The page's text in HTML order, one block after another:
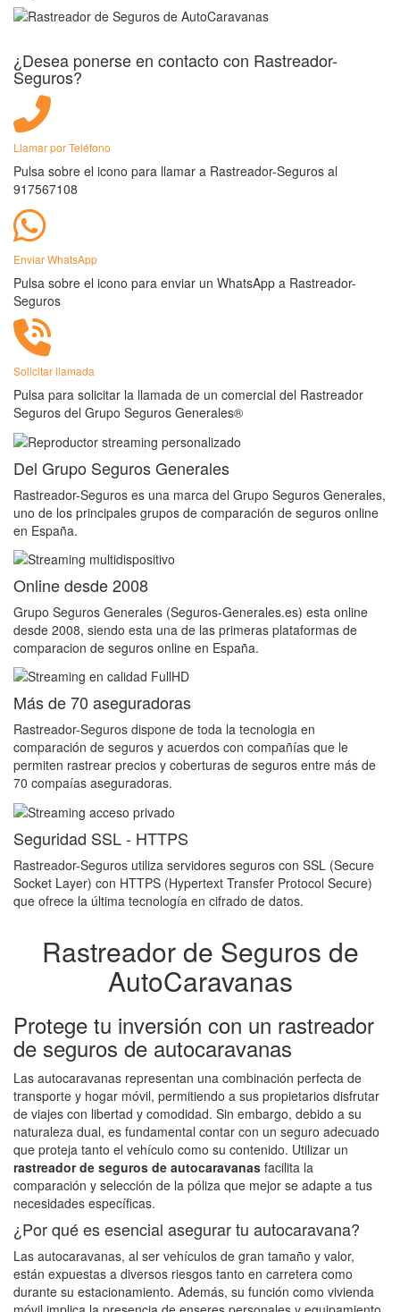
¿Desea ponerse en contacto con Rastreador-
Seguros?
Llamar por Teléfono
Pulsa sobre el icono para llamar a Rastreador-Seguros al
917567108
Enviar WhatsApp
Pulsa sobre el icono para enviar un WhatsApp a Rastreador-
Seguros
Solicitar llamada
Pulsa para solicitar la llamada de un comercial del Rastreador
Seguros del Grupo Seguros Generales®
Del Grupo Seguros Generales
Rastreador-Seguros es una marca del Grupo Seguros Generales,
uno de los principales grupos de comparación de seguros online
en España.
Online desde 2008
Grupo Seguros Generales (Seguros-Generales.es) esta online
desde 2008, siendo esta una de las primeras plataformas de
comparacion de seguros online en España.
Más de 70 aseguradoras
Rastreador-Seguros dispone de toda la tecnologia en
comparación de seguros y acuerdos con compañías que le
permiten rastrear precios y coberturas de seguros entre más de
70 compaías aseguradoras.
Seguridad SSL - HTTPS
Rastreador-Seguros utiliza servidores seguros con SSL (Secure
Socket Layer) con HTTPS (Hypertext Transfer Protocol Secure)
que ofrece la última tecnología en cifrado de datos.
Rastreador de Seguros de
AutoCaravanas
Protege tu inversión con un rastreador
de seguros de autocaravanas
Las autocaravanas representan una combinación perfecta de
transporte y hogar móvil, permitiendo a sus propietarios disfrutar
de viajes con libertad y comodidad. Sin embargo, debido a su
naturaleza dual, es fundamental contar con un seguro adecuado
que proteja tanto el vehículo como su contenido. Utilizar un
rastreador de seguros de autocaravanas facilita la
comparación y selección de la póliza que mejor se adapte a tus
necesidades específicas.
¿Por qué es esencial asegurar tu autocaravana?
Las autocaravanas, al ser vehículos de gran tamaño y valor,
están expuestas a diversos riesgos tanto en carretera como
durante su estacionamiento. Además, su función como vivienda